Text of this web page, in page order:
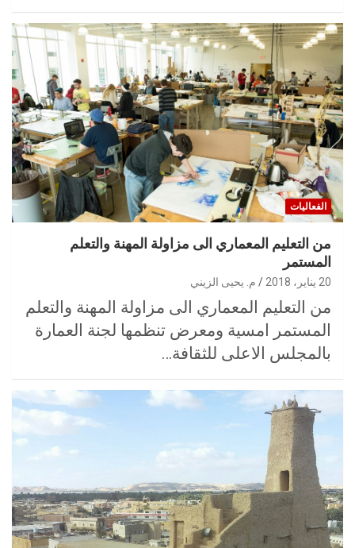
الفعاليات
من التعليم المعماري الى مزاولة المهنة والتعلم
المستمر
20 يناير، 2018 م. يحيى الزيني
من التعليم المعماري الى مزاولة المهنة والتعلم
المستمر امسية ومعرض تنظمها لجنة العمارة
بالمجلس الاعلى للثقافة…